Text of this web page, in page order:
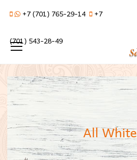
+7 (701) 765-29-14 +7
(701) 543-28-49
All White